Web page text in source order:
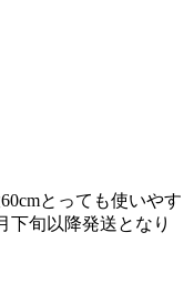
とっても使いやす
下旬以降発送となり